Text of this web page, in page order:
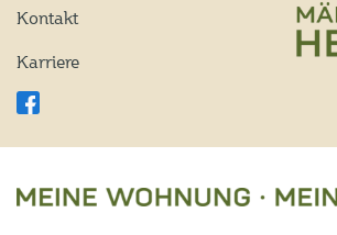
Kontakt
Karriere